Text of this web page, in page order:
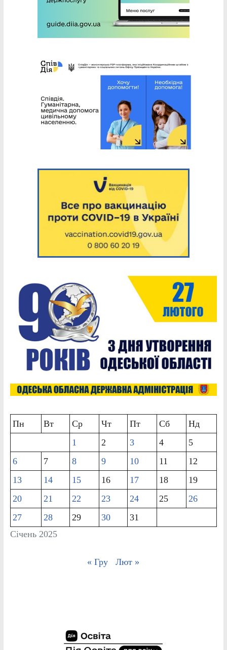
Січень 2025
Пн Вт Ср Чт Пт Сб
Нд
1
2 3 4
5
6
7 8 9 10 11
12
13
14 15 16 17 18
19
20
21 22 23 24 25
26
27
28 29 30 31
« Гру Лют »